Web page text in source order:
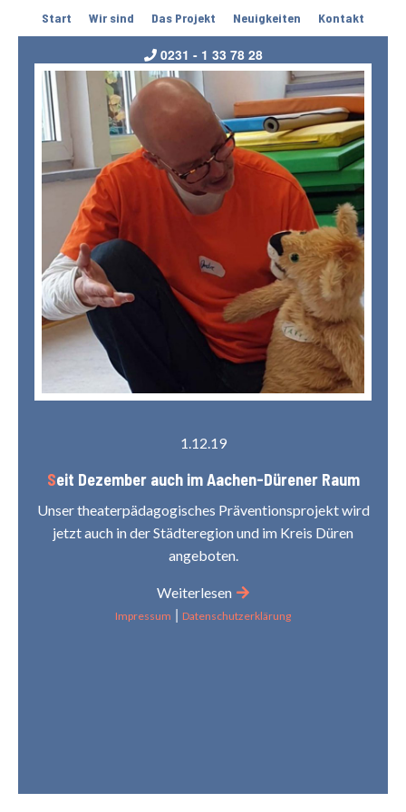
0231 - 1 33 78 28
Start Wir sind Das Projekt Neuigkeiten Kontakt
1.12.19
Seit Dezember auch im Aachen-Dürener Raum
Unser theaterpädagogisches Präventionsprojekt wird
jetzt auch in der Städteregion und im Kreis Düren
angeboten.
Weiterlesen
Impressum | Datenschutzerklärung